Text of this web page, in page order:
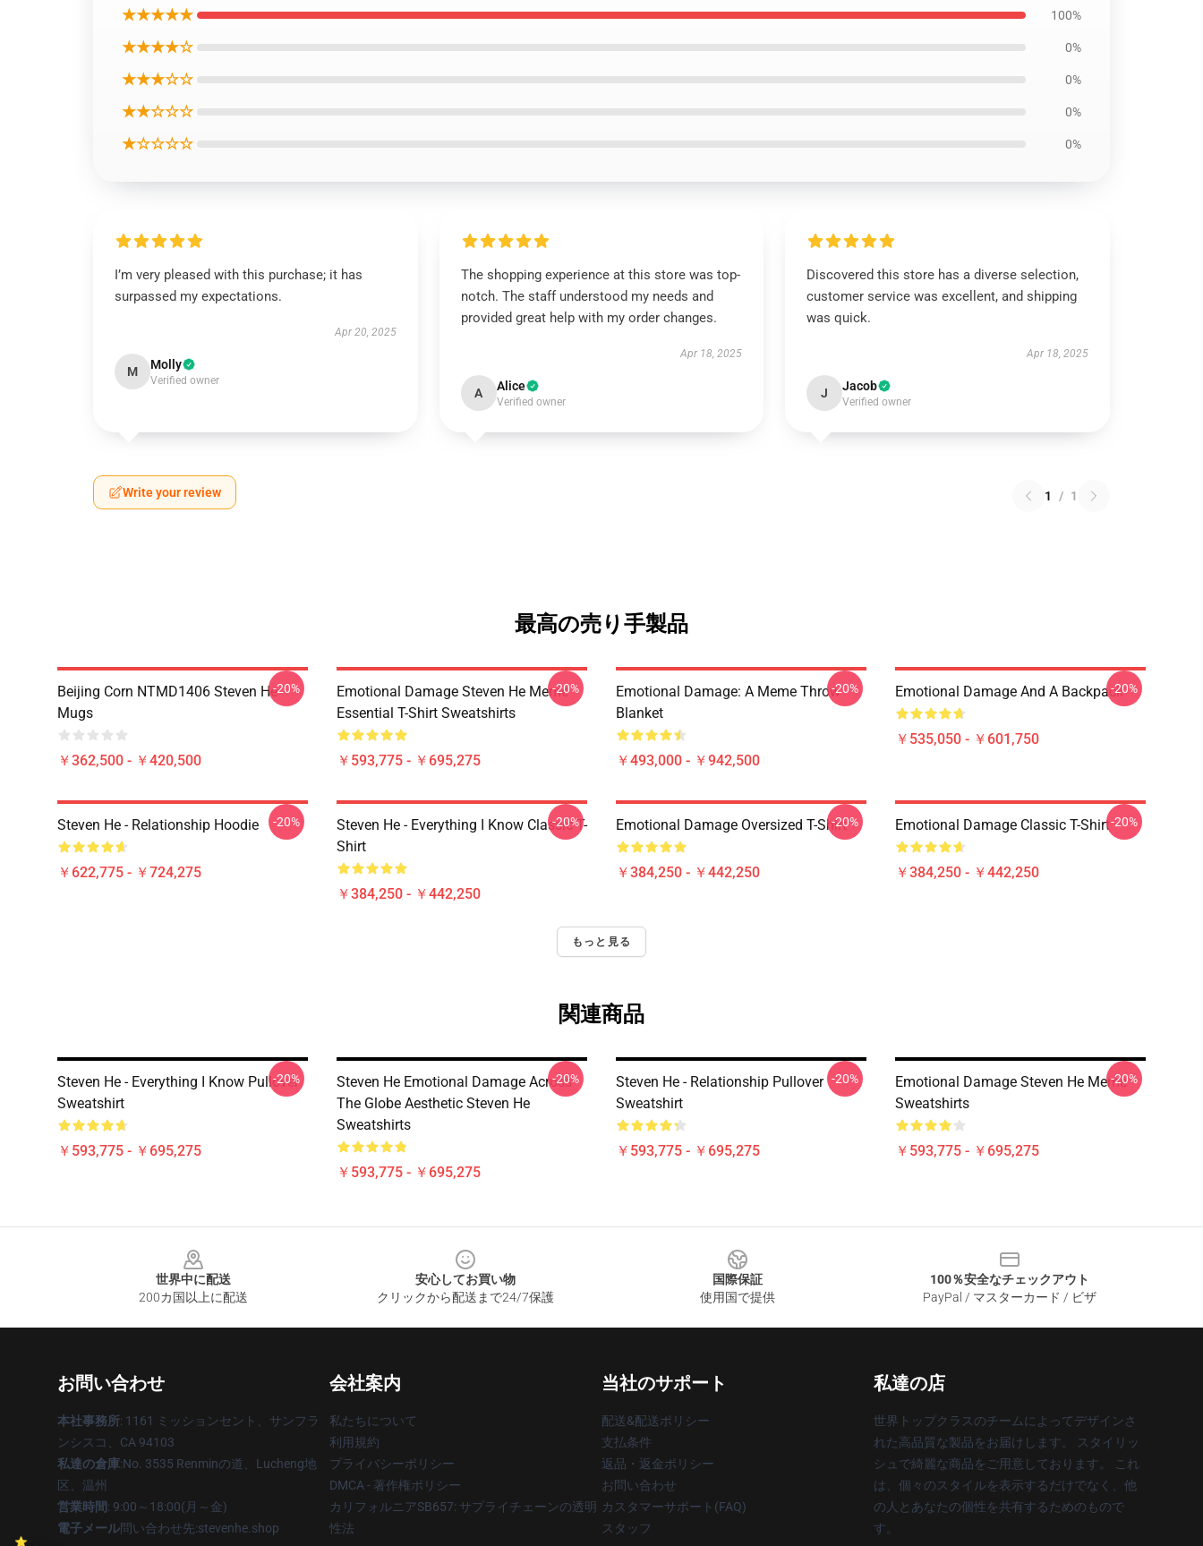
★★★★★ 100%
★★★★☆ 0%
★★★☆☆ 0%
★★☆☆☆ 0%
★☆☆☆☆ 0%
I’m very pleased with this purchase; it has
surpassed my expectations.
Apr 20, 2025
M Molly
Verified owner
The shopping experience at this store was top-
notch. The staff understood my needs and
provided great help with my order changes.
Apr 18, 2025
A Alice
Verified owner
Discovered this store has a diverse selection,
customer service was excellent, and shipping
was quick.
Apr 18, 2025
J Jacob
Verified owner
Write your review 1 / 1
最高の売り手製品
Beijing Corn NTMD1406 Steven He
Mugs
￥362,500 - ￥420,500
-20%
Emotional Damage Steven He Meme
Essential T-Shirt Sweatshirts
￥593,775 - ￥695,275
-20%
Emotional Damage: A Meme Throw
Blanket
￥493,000 - ￥942,500
-20% Emotional Damage And A Backpack
￥535,050 - ￥601,750
-20%
Steven He - Relationship Hoodie
￥622,775 - ￥724,275
-20%
Steven He - Everything I Know Classic T-
Shirt
￥384,250 - ￥442,250
-20% Emotional Damage Oversized T-Shirt
￥384,250 - ￥442,250
-20% Emotional Damage Classic T-Shirt
￥384,250 - ￥442,250
-20%
もっと見る
関連商品
Steven He - Everything I Know Pullover
Sweatshirt
￥593,775 - ￥695,275
-20%
Steven He Emotional Damage Across
The Globe Aesthetic Steven He
Sweatshirts
￥593,775 - ￥695,275
-20%
Steven He - Relationship Pullover
Sweatshirt
￥593,775 - ￥695,275
-20%
Emotional Damage Steven He Meme
Sweatshirts
￥593,775 - ￥695,275
-20%
世界中に配送
200カ国以上に配送
安心してお買い物
クリックから配送まで24/7保護
国際保証
使用国で提供
100％安全なチェックアウト
PayPal / マスターカード / ビザ
お問い合わせ
本社事務所: 1161 ミッションセント、サンフラ
ンシスコ、CA 94103
私達の倉庫:No. 3535 Renminの道、Lucheng地
区、温州
営業時間: 9:00～18:00(月～金)
電子メール問い合わせ先:stevenhe.shop
会社案内
私たちについて
利用規約
プライバシーポリシー
DMCA - 著作権ポリシー
カリフォルニアSB657: サプライチェーンの透明
性法
当社のサポート
配送&配送ポリシー
支払条件
返品・返金ポリシー
お問い合わせ
カスタマーサポート(FAQ)
スタッフ
私達の店
世界トップクラスのチームによってデザインさ
れた高品質な製品をお届けします。 スタイリッ
シュで綺麗な商品をご用意しております。 これ
は、個々のスタイルを表示するだけでなく、他
の人とあなたの個性を共有するためのもので
す。